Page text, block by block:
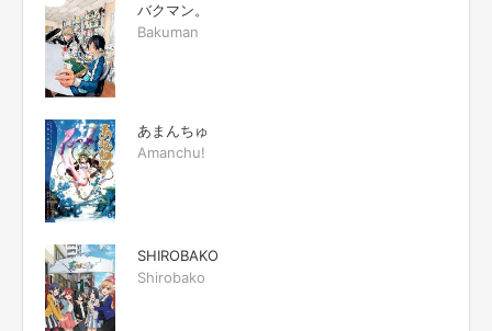
バクマン。
Bakuman
あまんちゅ
Amanchu!
SHIROBAKO
Shirobako